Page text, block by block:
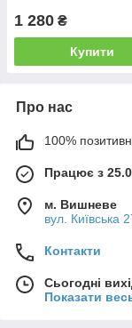
1 280 ₴
Купити
Про нас
100%
Працює з
м. Вишневе
вул. Київська
Контакти
Сьогодні
Показати